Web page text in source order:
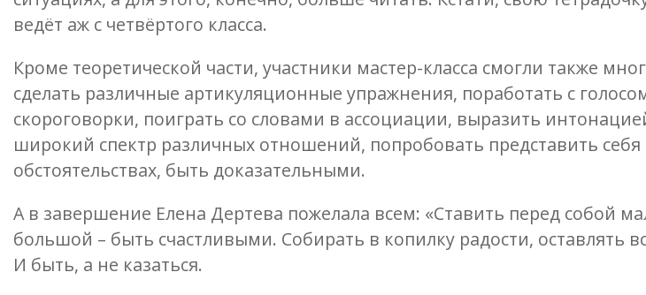
ведёт аж с четвёртого класса.
Кроме теоретической части, участники мастер-класса смогли также
сделать различные артикуляционные упражнения, поработать с
скороговорки, поиграть со словами в ассоциации, выразить
широкий спектр различных отношений, попробовать представить
обстоятельствах, быть доказательными.
А в завершение Елена Дертева пожелала всем: «Ставить перед собой
большой – быть счастливыми. Собирать в копилку радости, оставлять
И быть, а не казаться.